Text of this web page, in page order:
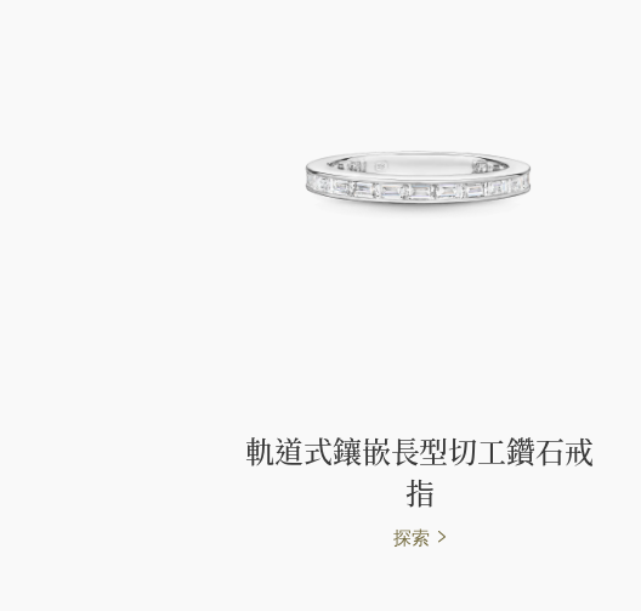
軌道式鑲嵌長型切工鑽石戒
指
探索